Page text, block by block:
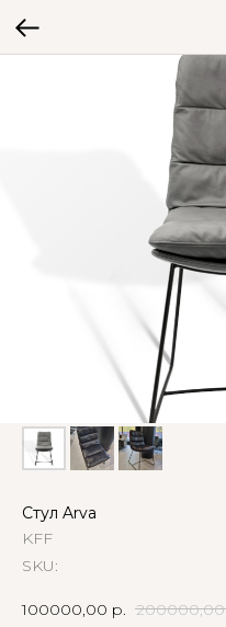
Стул Arva
KFF
SKU:
100000,00 р. 200000,00